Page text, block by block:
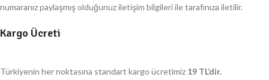
numaranız paylaşmış olduğunuz iletişim bilgileri ile tarafınıza iletilir.
Kargo Ücreti
Türkiyenin her noktasına standart kargo ücretimiz 19 TL’dir.